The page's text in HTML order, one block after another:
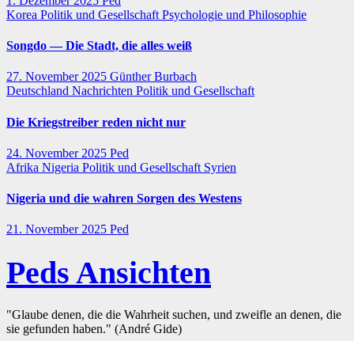
Korea Politik und Gesellschaft Psychologie und Philosophie
Songdo — Die Stadt, die alles weiß
27. November 2025 Günther Burbach
Deutschland Nachrichten Politik und Gesellschaft
Die Kriegstreiber reden nicht nur
24. November 2025 Ped
Afrika Nigeria Politik und Gesellschaft Syrien
Nigeria und die wahren Sorgen des Westens
21. November 2025 Ped
Peds Ansichten
"Glaube denen, die die Wahrheit suchen, und zweifle an denen, die
sie gefunden haben." (André Gide)